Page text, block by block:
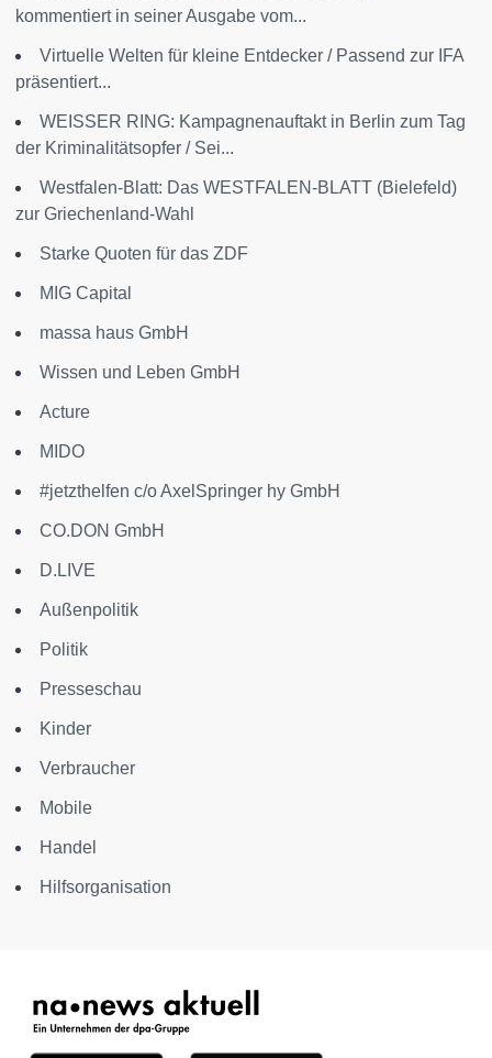
kommentiert in seiner Ausgabe vom...
Virtuelle Welten für kleine Entdecker / Passend zur IFA
präsentiert...
WEISSER RING: Kampagnenauftakt in Berlin zum Tag
der Kriminalitätsopfer / Sei...
Westfalen-Blatt: Das WESTFALEN-BLATT (Bielefeld)
zur Griechenland-Wahl
Starke Quoten für das ZDF
MIG Capital
massa haus GmbH
Wissen und Leben GmbH
Acture
MIDO
#jetzthelfen c/o AxelSpringer hy GmbH
CO.DON GmbH
D.LIVE
Außenpolitik
Politik
Presseschau
Kinder
Verbraucher
Mobile
Handel
Hilfsorganisation